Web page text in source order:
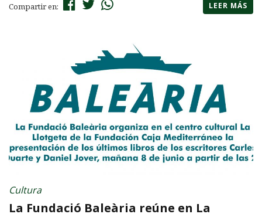
Compartir en: LEER MÁS
Cultura
La Fundació Baleària reúne en La